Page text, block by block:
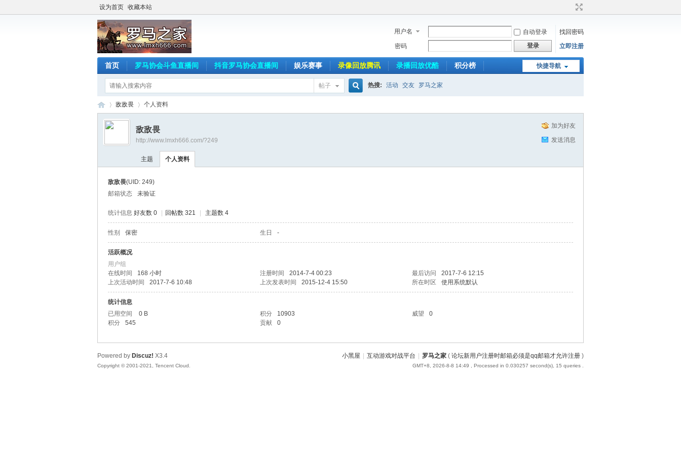
设为首页 收藏本站
用户名 自动登录
找回密码
密码
登录 立即注册
快捷导航
首页 罗马协会斗鱼直播间 抖音罗马协会直播间 娱乐赛事 录像回放腾讯 录播回放优酷 积分榜
帖子 热搜: 活动 交友 罗马之家
›
敌敌畏 个人资料
加为好友
发送消息
敌敌畏
http://www.lmxh666.com/?249
主题 个人资料
敌敌畏(UID: 249)
邮箱状态
未验证
统计信息 好友数 0 回帖数 321 主题数 4
性别 保密 生日 -
活跃概况
用户组
在线时间
168 小时 注册时间 2014-7-4 00:23 最后访问
2017-7-6 12:15
上次活动时间
2017-7-6 10:48 上次发表时间 2015-12-4 15:50 所在时区 使用系统默认
统计信息
已用空间
0 B 积分 10903 威望
0
积分
545 贡献 0
小黑屋 互动游戏对战平台 罗马之家 ( 论坛新用户注册时邮箱必须是qq邮箱才允许注册 )
GMT+8, 2026-8-8 14:49 , Processed in 0.030257 second(s), 15 queries .
Powered by Discuz! X3.4
Copyright © 2001-2021, Tencent Cloud.